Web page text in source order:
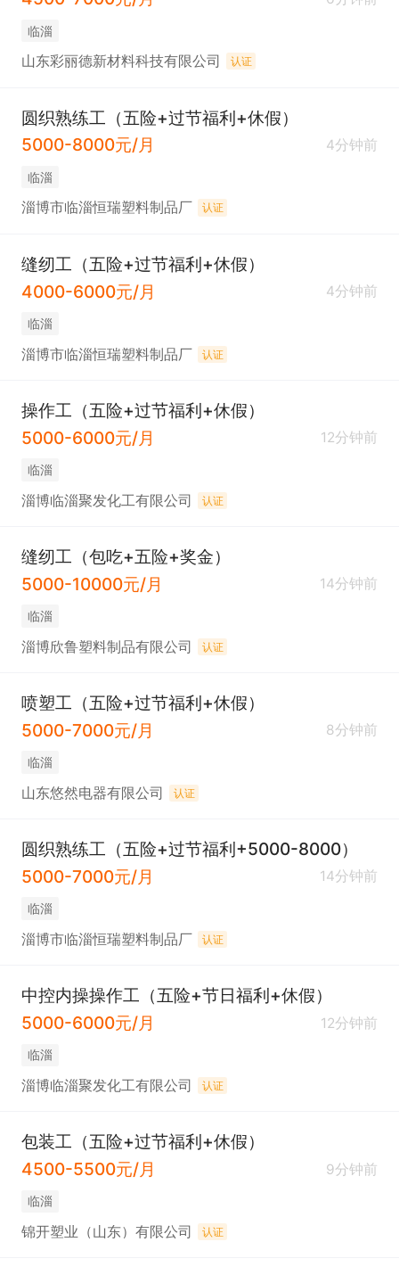
临淄
山东彩丽德新材料科技有限公司 认证
圆织熟练工（五险+过节福利+休假）
5000-8000元/月
4分钟前
临淄
淄博市临淄恒瑞塑料制品厂 认证
缝纫工（五险+过节福利+休假）
4000-6000元/月
4分钟前
临淄
淄博市临淄恒瑞塑料制品厂 认证
操作工（五险+过节福利+休假）
5000-6000元/月
12分钟前
临淄
淄博临淄聚发化工有限公司 认证
缝纫工（包吃+五险+奖金）
5000-10000元/月
14分钟前
临淄
淄博欣鲁塑料制品有限公司 认证
喷塑工（五险+过节福利+休假）
5000-7000元/月
8分钟前
临淄
山东悠然电器有限公司 认证
圆织熟练工（五险+过节福利+5000-8000）
5000-7000元/月
14分钟前
临淄
淄博市临淄恒瑞塑料制品厂 认证
中控内操操作工（五险+节日福利+休假）
5000-6000元/月
12分钟前
临淄
淄博临淄聚发化工有限公司 认证
包装工（五险+过节福利+休假）
4500-5500元/月
9分钟前
临淄
锦开塑业（山东）有限公司 认证